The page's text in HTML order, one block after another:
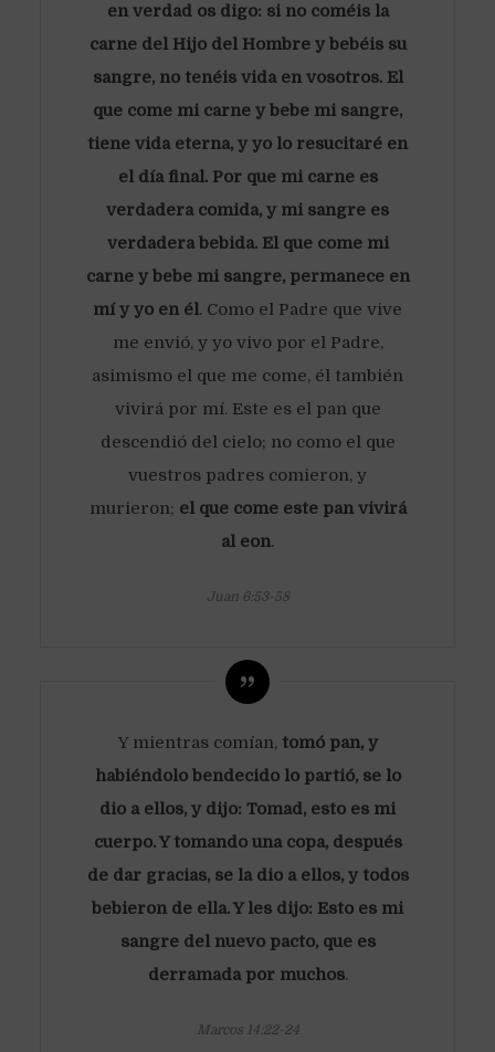
en verdad os digo: si no coméis la
carne del Hijo del Hombre y bebéis su
sangre, no tenéis vida en vosotros. El
que come mi carne y bebe mi sangre,
tiene vida eterna, y yo lo resucitaré en
el día final. Por que mi carne es
verdadera comida, y mi sangre es
verdadera bebida. El que come mi
carne y bebe mi sangre, permanece en
mí y yo en él. Como el Padre que vive
me envió, y yo vivo por el Padre,
asimismo el que me come, él también
vivirá por mí. Este es el pan que
descendió del cielo; no como el que
vuestros padres comieron, y
murieron; el que come este pan vivirá
al eon.
Juan 6:53-58
Y mientras comían, tomó pan, y
habiéndolo bendecido lo partió, se lo
dio a ellos, y dijo: Tomad, esto es mi
cuerpo. Y tomando una copa, después
de dar gracias, se la dio a ellos, y todos
bebieron de ella. Y les dijo: Esto es mi
sangre del nuevo pacto, que es
derramada por muchos.
Marcos 14:22-24